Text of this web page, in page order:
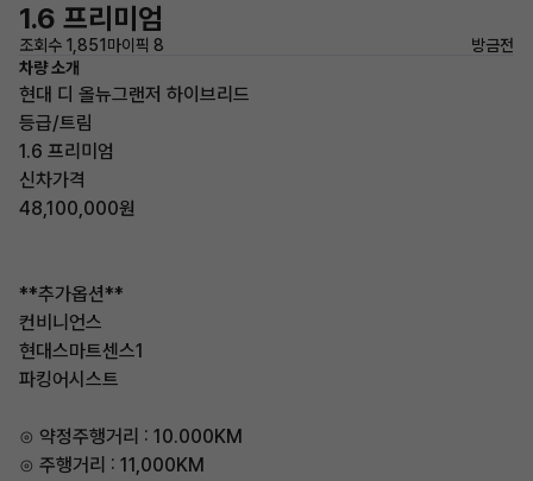
1.6 프리미엄
조회수 1,851 마이픽 8
방금전
차량 소개
현대 디 올뉴그랜저 하이브리드
등급/트림
1.6 프리미엄
신차가격
48,100,000원
**추가옵션**
컨비니언스
현대스마트센스1
파킹어시스트
⊙ 약정주행거리 : 10.000KM
⊙ 주행거리 : 11,000KM